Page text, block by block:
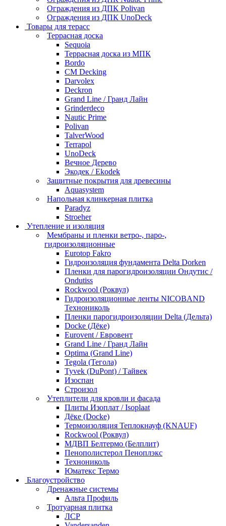
Ограждения из ДПК Polivan
Ограждения из ДПК UnoDeck
Товары для терасс
Террасная доска
Sequoia
Террасная доска из МПК
Bordo
CM Decking
Darvolex
Deckron
Grand Line / Гранд Лайн
Grinderdeco
Nautic Prime
Polivan
TalverWood
Terrapol
UnoDeck
Вечное Дерево
Экодек / Ekodek
Защитные покрытия для древесины
Aquasystem
Напольная клинкерная плитка
Paradyz
Stroeher
Утепление и изоляция
Мембраны и пленки ветро-, паро-,
гидроизоляционные
Eurotop Fakro
Гидроизоляция фундамента Delta Dorken
Пленки для парогидроизоляции Ондутис /
Ondutiss
Rockwool (Роквул)
Гидроизоляционные ленты NICOBAND
Технониколь
Пленки парогидроизоляции Delta (Дельта)
Docke (Дёке)
Eurovent / Евровент
Grand Line / Гранд Лайн
Optima (Grand Line)
Tegola (Тегола)
Tyvek (DuPont) / Тайвек
Изоспан
Строизол
Утеплители для кровли и фасада
Плиты Изоплат / Isoplaat
Дёке (Docke)
Термоизоляция Теплокнауф (KNAUF)
Rockwool (Роквул)
МДВП Белтермо (Белплит)
Пенополистерол Пеноплэкс
Технониколь
Юматекс Термо
Благоустройство
Дренажные системы
Альта Профиль
Тротуарная плитка
ЛСР